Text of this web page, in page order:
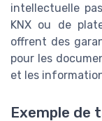
intellectuelle
KNX ou de
offrent des
pour les
et les
Exemple de